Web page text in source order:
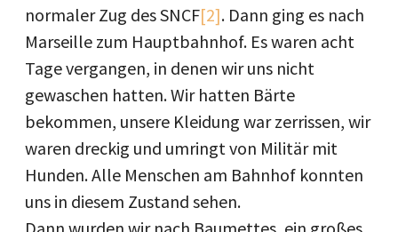
normaler Zug des SNCF[2]. Dann ging es nach
Marseille zum Hauptbahnhof. Es waren acht
Tage vergangen, in denen wir uns nicht
gewaschen hatten. Wir hatten Bärte
bekommen, unsere Kleidung war zerrissen, wir
waren dreckig und umringt von Militär mit
Hunden. Alle Menschen am Bahnhof konnten
uns in diesem Zustand sehen.